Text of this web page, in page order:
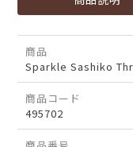
商品
Sparkle Sashiko
商品コード
495702